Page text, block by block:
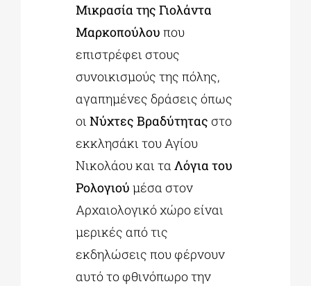
Μικρασία της Γιολάντα
Μαρκοπούλου που
επιστρέφει στους
συνοικισμούς της πόλης,
αγαπημένες δράσεις όπως
οι Νύχτες Βραδύτητας στο
εκκλησάκι του Αγίου
Νικολάου και τα Λόγια του
Ρολογιού μέσα στον
Αρχαιολογικό χώρο είναι
μερικές από τις
εκδηλώσεις που φέρνουν
αυτό το φθινόπωρο την